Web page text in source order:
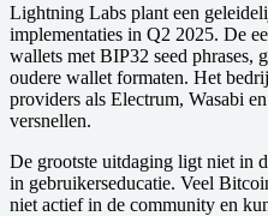
Lightning Labs plant een
implementaties in Q2 2025. De
wallets met BIP32 seed phrases,
oudere wallet formaten. Het
providers als Electrum, Wasabi
versnellen.
De grootste uitdaging ligt niet in
in gebruikerseducatie. Veel
niet actief in de community en